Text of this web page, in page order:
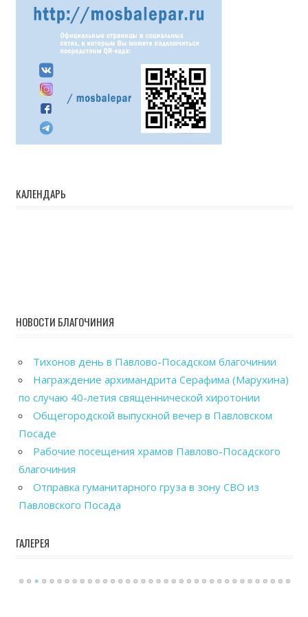
КАЛЕНДАРЬ
НОВОСТИ БЛАГОЧИНИЯ
Тихонов день в Павлово-Посадском благочинии
Награждение архимандрита Серафима (Марухина)
по случаю 40-летия священнической хиротонии
Общегородской выпускной вечер в Павловском
Посаде
Рабочие посещения храмов Павлово-Посадского
благочиния
Отправка гуманитарного груза в зону СВО из
Павловского Посада
ГАЛЕРЕЯ